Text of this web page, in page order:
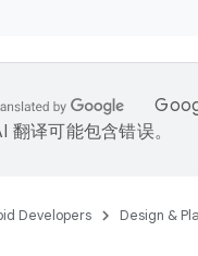
翻译可能包含错误。
Developers Design &